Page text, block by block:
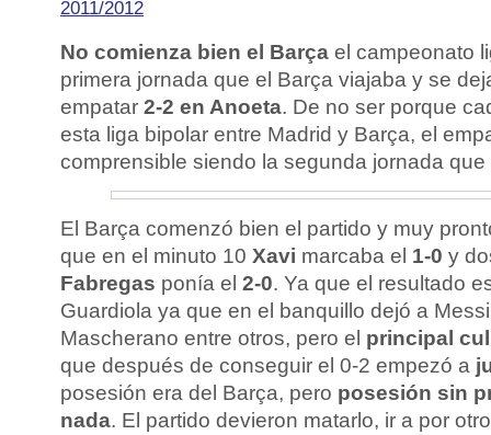
2011/2012
No comienza bien el Barça el campeonato
primera jornada que el Barça viajaba y se
empatar 2-2 en Anoeta. De no ser porque
esta liga bipolar entre Madrid y Barça, el
comprensible siendo la segunda jornada
El Barça comenzó bien el partido y muy
que en el minuto 10 Xavi marcaba el 1-0 y
Fabregas ponía el 2-0. Ya que el resultado
Guardiola ya que en el banquillo dejó a
Mascherano entre otros, pero el principal
que después de conseguir el 0-2 empezó a
posesión era del Barça, pero posesión sin
nada. El partido devieron matarlo, ir a por